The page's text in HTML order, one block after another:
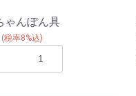
ゃんぽん具
(税率8%込)